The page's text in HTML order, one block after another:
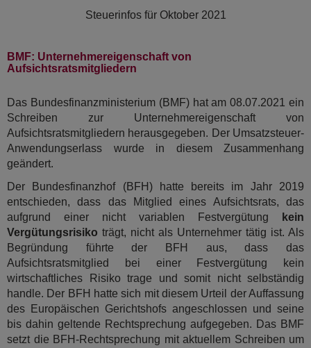
Steuerinfos für Oktober 2021
BMF: Unternehmereigenschaft von
Aufsichtsratsmitgliedern
Das Bundesfinanzministerium (BMF) hat am 08.07.2021 ein
Schreiben zur Unternehmereigenschaft von
Aufsichtsratsmitgliedern herausgegeben. Der Umsatzsteuer-
Anwendungserlass wurde in diesem Zusammenhang
geändert.
Der Bundesfinanzhof (BFH) hatte bereits im Jahr 2019
entschieden, dass das Mitglied eines Aufsichtsrats, das
aufgrund einer nicht variablen Festvergütung
kein
Vergütungsrisiko trägt, nicht als Unternehmer tätig ist. Als
Begründung führte der BFH aus, dass das
Aufsichtsratsmitglied bei einer Festvergütung kein
wirtschaftliches Risiko trage und somit nicht selbständig
handle. Der BFH hatte sich mit diesem Urteil der Auffassung
des Europäischen Gerichtshofs angeschlossen und seine
bis dahin geltende Rechtsprechung aufgegeben. Das BMF
setzt die BFH-Rechtsprechung mit aktuellem Schreiben um